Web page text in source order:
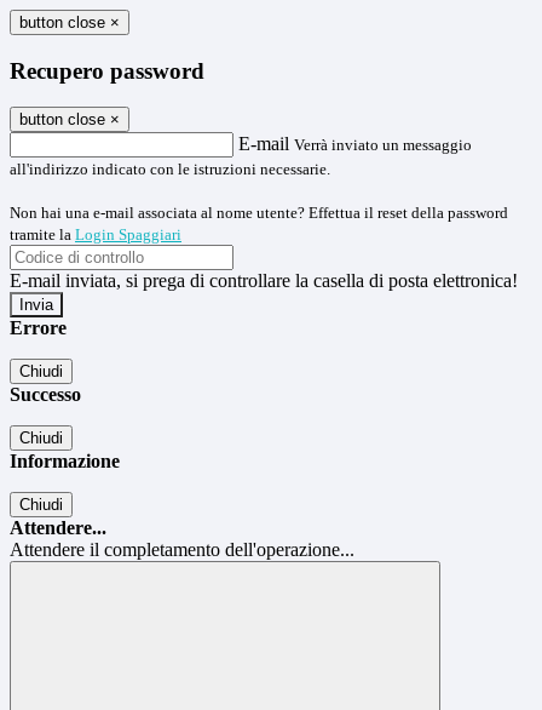
button close ×
Recupero password
button close ×
E-mail Verrà inviato un messaggio
all'indirizzo indicato con le istruzioni necessarie.
Non hai una e-mail associata al nome utente? Effettua il reset della password
tramite la Login Spaggiari
E-mail inviata, si prega di controllare la casella di posta elettronica!
Errore
Chiudi
Successo
Chiudi
Informazione
Chiudi
Attendere...
Attendere il completamento dell'operazione...